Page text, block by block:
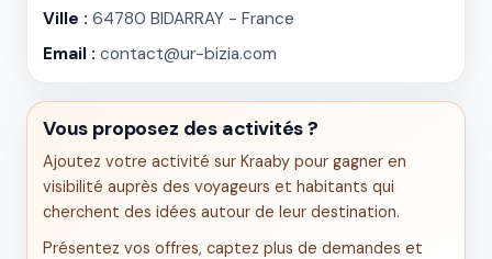
Ville : 64780 BIDARRAY - France
Email : contact@ur-bizia.com
Vous proposez des activités ?
Ajoutez votre activité sur Kraaby pour gagner en
visibilité auprès des voyageurs et habitants qui
cherchent des idées autour de leur destination.
Présentez vos offres, captez plus de demandes et